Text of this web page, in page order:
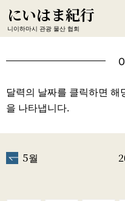
にいはま紀行
니이하마시 관광 물산 협회
달력의 날짜를 클릭하면 해
을 나타냅니다.
5월